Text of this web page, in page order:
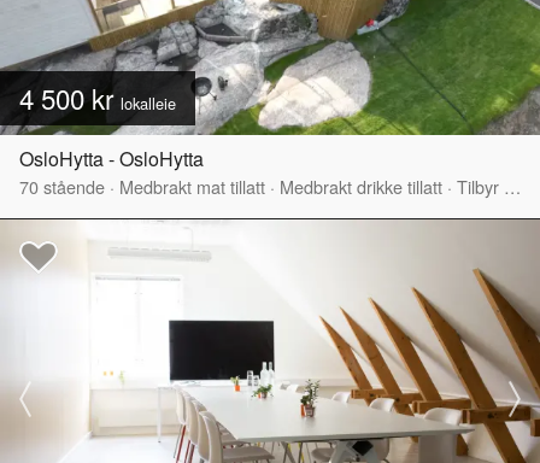
4 500 kr lokalleie
OsloHytta - OsloHytta
70stående · Medbrakt mat tillatt · Medbrakt drikke tillatt · Tilbyr servering